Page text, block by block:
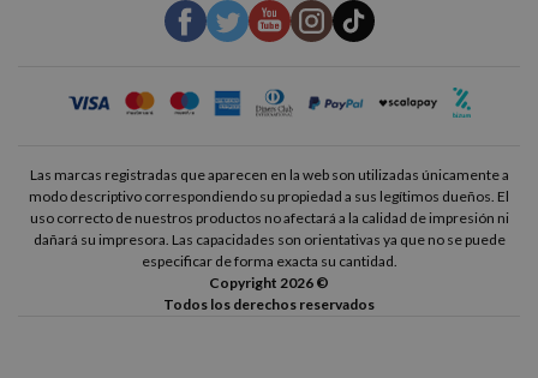
Las marcas registradas que aparecen en la web son utilizadas únicamente a
modo descriptivo correspondiendo su propiedad a sus legítimos dueños. El
uso correcto de nuestros productos no afectará a la calidad de impresión ni
dañará su impresora. Las capacidades son orientativas ya que no se puede
especificar de forma exacta su cantidad.
Copyright 2026 ©
Todos los derechos reservados